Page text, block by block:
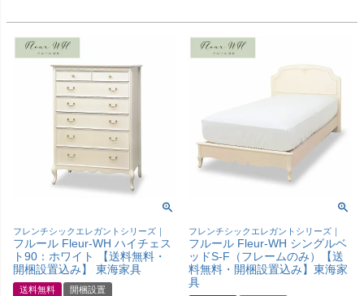
フレンチシックエレガントシリーズ｜
フルール Fleur-WH ハイチェス
ト90：ホワイト 【送料無料・
開梱設置込み】 東海家具
送料無料 開梱設置
フレンチシックエレガントシリーズ｜
フルール Fleur-WH シングルベ
ッドS-F（フレームのみ）【送
料無料・開梱設置込み】東海家
具